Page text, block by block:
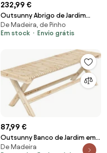
232,99 €
Outsunny Abrigo de Jardim
para Ferramentas Armário de
Madeira para Exterior com
127,5x50x164cm Madeira |
AOSOM Portugal
De Madeira, de Pinho
Em stock
Envio grátis
87,99 €
Outsunny Banco de Jardim em
madeira maciça, Banqueta de
De Madeira